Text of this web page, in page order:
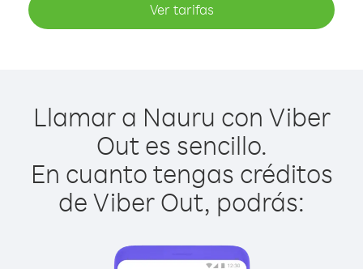
Ver tarifas
Llamar a Nauru con Viber
Out es sencillo.
En cuanto tengas créditos
de Viber Out, podrás: